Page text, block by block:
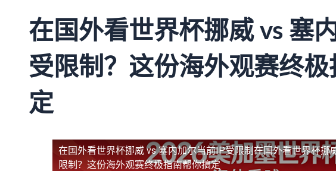
在国外看世界杯挪威 vs 塞
受限制？这份海外观赛终
定
在国外看世界杯挪威 vs 塞内加尔当前IP受限制 在国外看世界杯挪
限制？这份海外观赛终极指南帮你搞定